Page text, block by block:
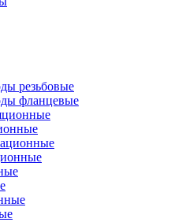
резьбовые
фланцевые